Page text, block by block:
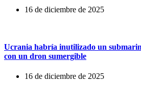
16 de diciembre de 2025
Ucrania habría inutilizado un
con un dron sumergible
16 de diciembre de 2025